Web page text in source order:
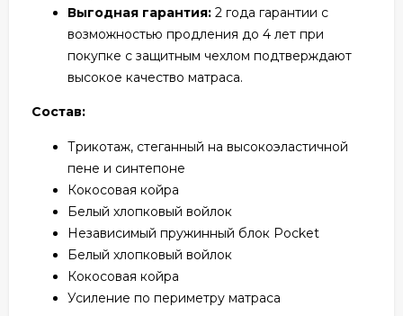
Выгодная гарантия: 2 года гарантии с
возможностью продления до 4 лет при
покупке с защитным чехлом подтверждают
высокое качество матраса.
Состав:
Трикотаж, стеганный на высокоэластичной
пене и синтепоне
Кокосовая койра
Белый хлопковый войлок
Независимый пружинный блок Pocket
Белый хлопковый войлок
Кокосовая койра
Усиление по периметру матраса